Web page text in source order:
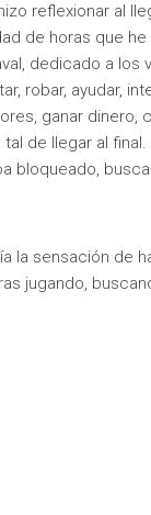
reflexionar al
de horas que
dedicado a los
robar, ayudar,
ganar dinero,
de llegar al final.
bloqueado,
la sensación de
jugando,